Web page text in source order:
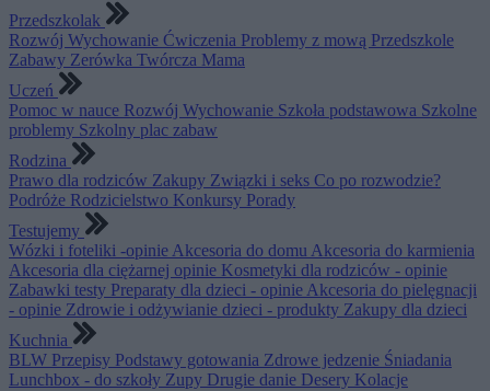
Przedszkolak
Rozwój Wychowanie Ćwiczenia Problemy z mową Przedszkole
Zabawy Zerówka Twórcza Mama
Uczeń
Pomoc w nauce Rozwój Wychowanie Szkoła podstawowa Szkolne
problemy Szkolny plac zabaw
Rodzina
Prawo dla rodziców Zakupy Związki i seks Co po rozwodzie?
Podróże Rodzicielstwo Konkursy Porady
Testujemy
Wózki i foteliki -opinie Akcesoria do domu Akcesoria do karmienia
Akcesoria dla ciężarnej opinie Kosmetyki dla rodziców - opinie
Zabawki testy Preparaty dla dzieci - opinie Akcesoria do pielęgnacji
- opinie Zdrowie i odżywianie dzieci - produkty Zakupy dla dzieci
Kuchnia
BLW Przepisy Podstawy gotowania Zdrowe jedzenie Śniadania
Lunchbox - do szkoły Zupy Drugie danie Desery Kolacje